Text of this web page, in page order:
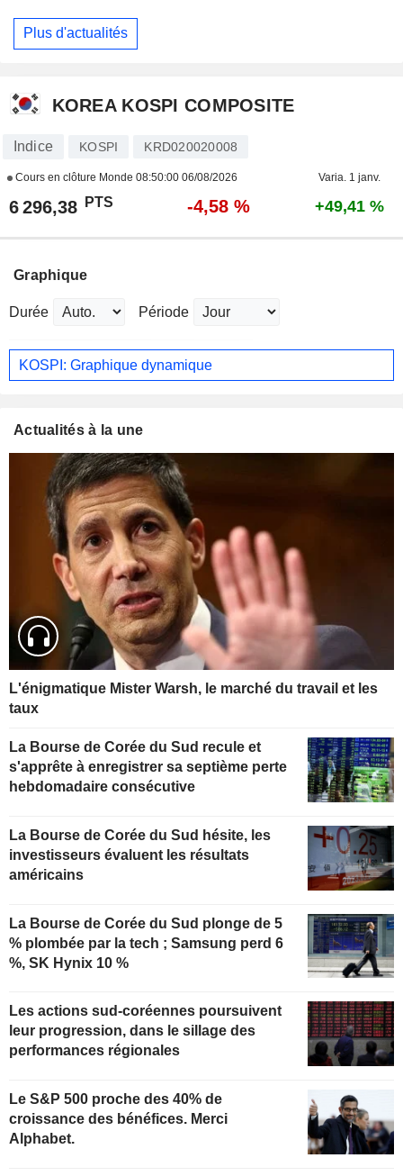
Plus d'actualités
KOREA KOSPI COMPOSITE
Indice KOSPI KRD020020008
Cours en clôture Monde 08:50:00 06/08/2026 Varia. 1 janv.
6 296,38 PTS -4,58 % +49,41 %
Graphique
Durée Période
KOSPI: Graphique dynamique
Actualités à la une
L'énigmatique Mister Warsh, le marché du travail et les
taux
La Bourse de Corée du Sud recule et
s'apprête à enregistrer sa septième perte
hebdomadaire consécutive
La Bourse de Corée du Sud hésite, les
investisseurs évaluent les résultats
américains
La Bourse de Corée du Sud plonge de 5
% plombée par la tech ; Samsung perd 6
%, SK Hynix 10 %
Les actions sud-coréennes poursuivent
leur progression, dans le sillage des
performances régionales
Le S&P 500 proche des 40% de
croissance des bénéfices. Merci
Alphabet.